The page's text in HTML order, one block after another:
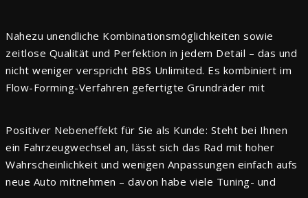
Nahezu unendliche Kombinationsmöglichkeiten sowie
zeitlose Qualität und Perfektion in jedem Detail – das und
nicht weniger verspricht BBS Unlimited. Es kombiniert im
Flow-Forming-Verfahren gefertigte Grundräder mit
Flexibilität und kann künftig nahezu alle am Markt
vertretenen Fahrzeuge bedienen, ohne für jedes davon
Positiver Nebeneffekt für Sie als Kunde: Steht bei Ihnen
ein Fahrzeugwechsel an, lässt sich das Rad mit hoher
Wahrscheinlichkeit und wenigen Anpassungen einfach aufs
neue Auto mitnehmen – davon habe viele Tuning- und